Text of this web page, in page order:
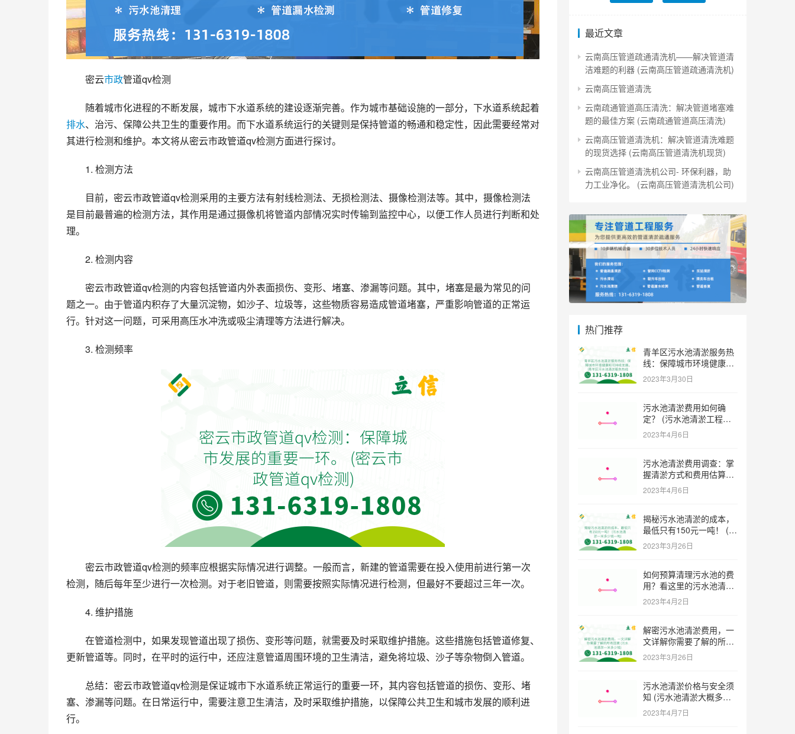
密云市政管道qv检测
随着城市化进程的不断发展，城市下水道系统的建设逐渐完善。作为城市基础设施的一部分，下水道系统起着
排水、治污、保障公共卫生的重要作用。而下水道系统运行的关键则是保持管道的畅通和稳定性，因此需要经常对
其进行检测和维护。本文将从密云市政管道qv检测方面进行探讨。
1. 检测方法
目前，密云市政管道qv检测采用的主要方法有射线检测法、无损检测法、摄像检测法等。其中，摄像检测法
是目前最普遍的检测方法，其作用是通过摄像机将管道内部情况实时传输到监控中心，以便工作人员进行判断和处
理。
2. 检测内容
密云市政管道qv检测的内容包括管道内外表面损伤、变形、堵塞、渗漏等问题。其中，堵塞是最为常见的问
题之一。由于管道内积存了大量沉淀物，如沙子、垃圾等，这些物质容易造成管道堵塞，严重影响管道的正常运
行。针对这一问题，可采用高压水冲洗或吸尘清理等方法进行解决。
3. 检测频率
密云市政管道qv检测的频率应根据实际情况进行调整。一般而言，新建的管道需要在投入使用前进行第一次
检测，随后每年至少进行一次检测。对于老旧管道，则需要按照实际情况进行检测，但最好不要超过三年一次。
4. 维护措施
在管道检测中，如果发现管道出现了损伤、变形等问题，就需要及时采取维护措施。这些措施包括管道修复、
更新管道等。同时，在平时的运行中，还应注意管道周围环境的卫生清洁，避免将垃圾、沙子等杂物倒入管道。
总结：密云市政管道qv检测是保证城市下水道系统正常运行的重要一环，其内容包括管道的损伤、变形、堵
塞、渗漏等问题。在日常运行中，需要注意卫生清洁，及时采取维护措施，以保障公共卫生和城市发展的顺利进
行。
最近文章
云南高压管道疏通清洗机——解决管道清
洁难题的利器 (云南高压管道疏通清洗机)
云南高压管道清洗
云南疏通管道高压清洗：解决管道堵塞难
题的最佳方案 (云南疏通管道高压清洗)
云南高压管道清洗机：解决管道清洗难题
的现货选择 (云南高压管道清洗机现货)
云南高压管道清洗机公司- 环保利器，助
力工业净化。 (云南高压管道清洗机公司)
热门推荐
青羊区污水池清淤服务热
线：保障城市环境健康和
可持续发展。 (青羊区污
水池清淤服务热线)
2023年3月30日
污水池清淤费用如何确
定？ (污水池清淤工程价
格多少)
2023年4月6日
污水池清淤费用调查：掌
握清淤方式和费用估算技
巧 (污水池清淤多少钱一
方米)
2023年4月6日
揭秘污水池清淤的成本，
最低只有150元一吨！ (污
水池清淤一米多少钱一吨)
2023年3月26日
如何预算清理污水池的费
用？看这里的污水池清淤
工程报价表范本！ (污水
池清淤工程报价表范本)
2023年4月2日
解密污水池清淤费用，一
文详解你需要了解的所有
因素 (污水池清淤一米多
少钱)
2023年3月26日
污水池清淤价格与安全须
知 (污水池清淤大概多少
一方)
2023年4月7日